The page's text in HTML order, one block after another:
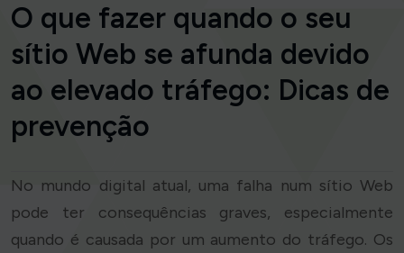
O que fazer quando o seu
sítio Web se afunda devido
ao elevado tráfego: Dicas de
prevenção
No mundo digital atual, uma falha num sítio Web
pode ter consequências graves, especialmente
quando é causada por um aumento do tráfego. Os